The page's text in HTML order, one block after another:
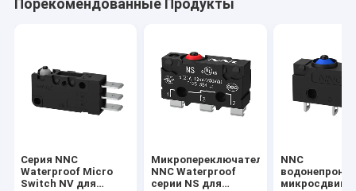
Порекомендованные Продукты
Серия NNC
Waterproof Micro
Switch NV для
Микропереключатель
NNC Waterproof
серии NS для
NNC
микросдвиг